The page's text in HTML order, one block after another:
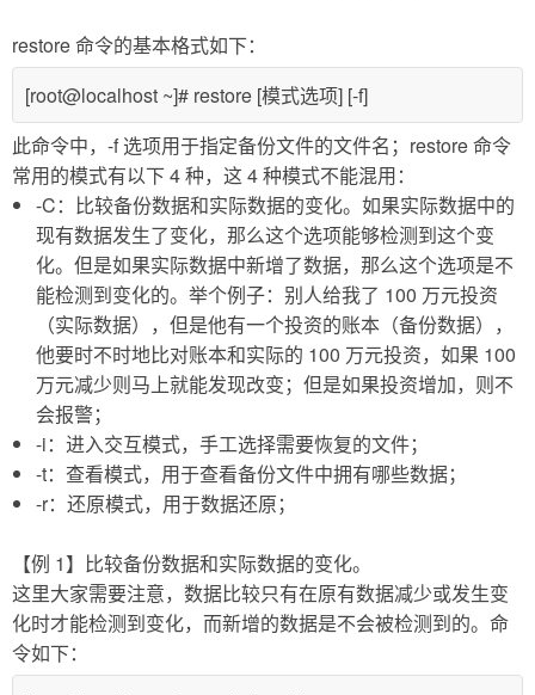
restore 命令的基本格式如下：
[root@localhost ~]# restore [模式选项] [-f]
此命令中，-f 选项用于指定备份文件的文件名；restore 命令
常用的模式有以下 4 种，这 4 种模式不能混用：
-C：比较备份数据和实际数据的变化。如果实际数据中的
现有数据发生了变化，那么这个选项能够检测到这个变
化。但是如果实际数据中新增了数据，那么这个选项是不
能检测到变化的。举个例子：别人给我了 100 万元投资
（实际数据），但是他有一个投资的账本（备份数据），
他要时不时地比对账本和实际的 100 万元投资，如果 100
万元减少则马上就能发现改变；但是如果投资增加，则不
会报警；
-i：进入交互模式，手工选择需要恢复的文件；
-t：查看模式，用于查看备份文件中拥有哪些数据；
-r：还原模式，用于数据还原；
【例 1】比较备份数据和实际数据的变化。
这里大家需要注意，数据比较只有在原有数据减少或发生变
化时才能检测到变化，而新增的数据是不会被检测到的。命
令如下：